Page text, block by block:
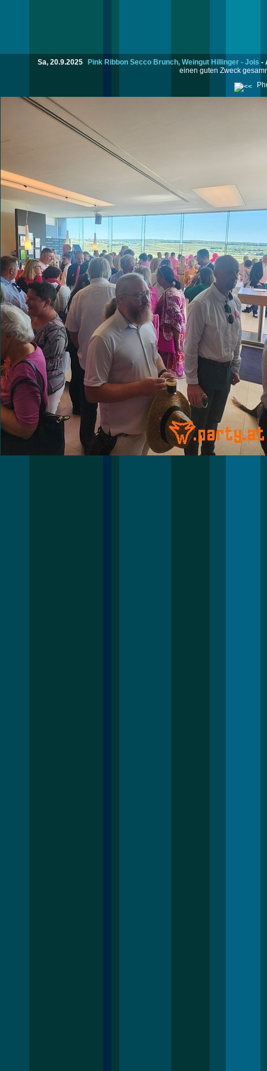
Sa, 20.9.2025 Pink Ribbon Secco Brunch, Weingut Hillinger - Jois -
einen guten Zweck